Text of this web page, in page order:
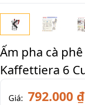
Ấm pha cà
Kaffettiera 6
Giá: 792.000 ₫